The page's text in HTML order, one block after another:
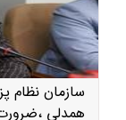
سازمان نظام
همدلی